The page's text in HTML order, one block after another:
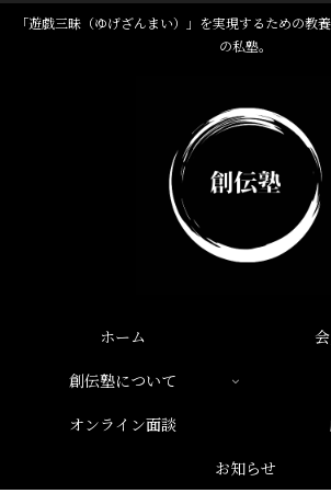
「遊戯三昧（ゆげざんまい）」を実現するための教
の私塾。
ホーム
創伝塾について
オンライン面談
お知らせ